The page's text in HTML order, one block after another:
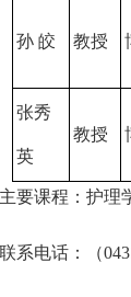
孙 皎 教授
张秀
英
教授
主要课程：护理
联系电话：（